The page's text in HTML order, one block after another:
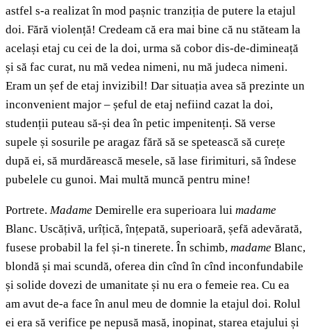
astfel s-a realizat în mod pașnic tranziția de putere la etajul
doi. Fără violență! Credeam că era mai bine că nu stăteam la
același etaj cu cei de la doi, urma să cobor dis-de-dimineață
și să fac curat, nu mă vedea nimeni, nu mă judeca nimeni.
Eram un șef de etaj invizibil! Dar situația avea să prezinte un
inconvenient major – șeful de etaj nefiind cazat la doi,
studenții puteau să-și dea în petic impenitenți. Să verse
supele și sosurile pe aragaz fără să se spetească să curețe
după ei, să murdărească mesele, să lase firimituri, să îndese
pubelele cu gunoi. Mai multă muncă pentru mine!
Portrete. Madame Demirelle era superioara lui madame
Blanc. Uscățivă, urîțică, înțepată, superioară, șefă adevărată,
fusese probabil la fel și-n tinerete. În schimb, madame Blanc,
blondă și mai scundă, oferea din cînd în cînd inconfundabile
și solide dovezi de umanitate și nu era o femeie rea. Cu ea
am avut de-a face în anul meu de domnie la etajul doi. Rolul
ei era să verifice pe nepusă masă, inopinat, starea etajului și